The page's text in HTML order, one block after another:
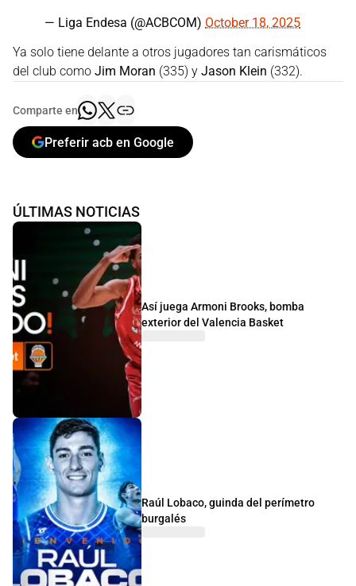
— Liga Endesa (@ACBCOM) October 18, 2025
Ya solo tiene delante a otros jugadores tan carismáticos
del club como Jim Moran (335) y Jason Klein (332).
Comparte en
Preferir acb en Google
ÚLTIMAS NOTICIAS
Así juega Armoni Brooks, bomba
exterior del Valencia Basket
Raúl Lobaco, guinda del perímetro
burgalés